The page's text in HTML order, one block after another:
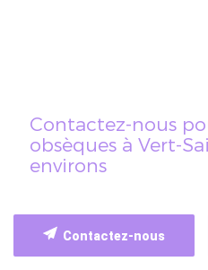
Contactez-nous
obsèques à Vert-
environs
Contactez-nous